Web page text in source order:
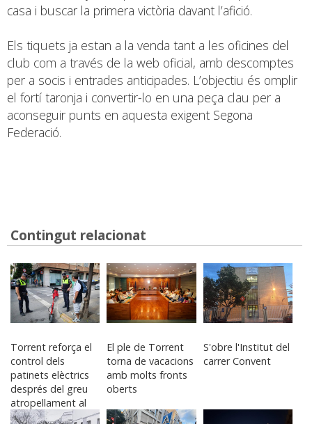
casa i buscar la primera victòria davant l’afició.
Els tiquets ja estan a la venda tant a les oficines del
club com a través de la web oficial, amb descomptes
per a socis i entrades anticipades. L’objectiu és omplir
el fortí taronja i convertir-lo en una peça clau per a
aconseguir punts en aquesta exigent Segona
Federació.
Contingut relacionat
Torrent reforça el
control dels
patinets elèctrics
després del greu
atropellament al
centre
El ple de Torrent
torna de vacacions
amb molts fronts
oberts
S'obre l'Institut del
carrer Convent